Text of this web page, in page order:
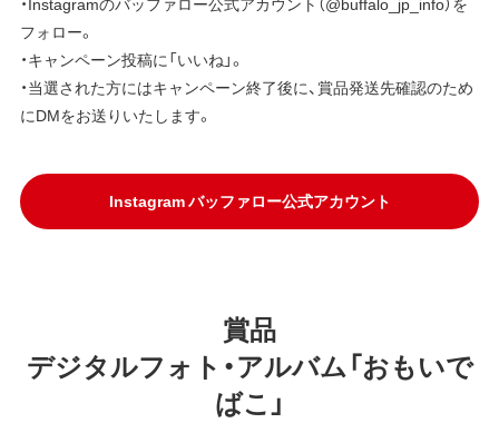
フォロー。
・キャンペーン投稿に「いいね」。
・当選された方にはキャンペーン終了後に、賞品発送先確認のため
にDMをお送りいたします。
Instagram バッファロー公式アカウント
賞品
デジタルフォト・アルバム「おもいで
ばこ」